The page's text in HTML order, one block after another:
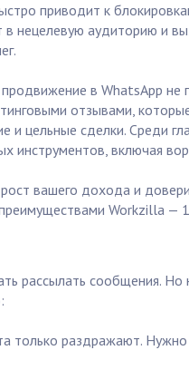
приводит к
нецелевую аудиторию и
в WhatsApp
отзывами,
и цельные сделки. Среди
инструментов, включая
вашего дохода и
Workzilla —
рассылать сообщения.
только раздражают.